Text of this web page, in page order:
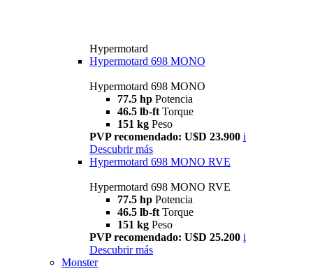
Hypermotard
Hypermotard 698 MONO
Hypermotard 698 MONO
77.5 hp Potencia
46.5 lb-ft Torque
151 kg Peso
PVP recomendado: U$D 23.900 i
Descubrir más
Hypermotard 698 MONO RVE
Hypermotard 698 MONO RVE
77.5 hp Potencia
46.5 lb-ft Torque
151 kg Peso
PVP recomendado: U$D 25.200 i
Descubrir más
Monster